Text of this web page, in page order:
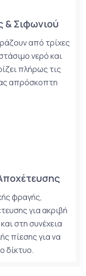
Σιφωνιού
από τρίχες
νερό και
πλήρως τις
απρόσκοπτη
φραγής,
για ακριβή
στη συνέχεια
πίεσης για να
δίκτυο.